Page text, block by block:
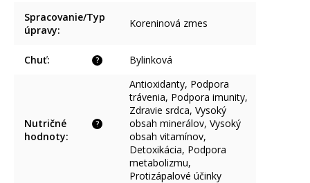
Spracovanie/Typ
úpravy:
Koreninová zmes
?
Chuť: Bylinková
?
Nutričné
hodnoty:
Antioxidanty, Podpora
trávenia, Podpora imunity,
Zdravie srdca, Vysoký
obsah minerálov, Vysoký
obsah vitamínov,
Detoxikácia, Podpora
metabolizmu,
Protizápalové účinky